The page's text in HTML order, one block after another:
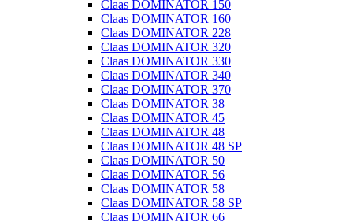
Claas DOMINATOR 150
Claas DOMINATOR 160
Claas DOMINATOR 228
Claas DOMINATOR 320
Claas DOMINATOR 330
Claas DOMINATOR 340
Claas DOMINATOR 370
Claas DOMINATOR 38
Claas DOMINATOR 45
Claas DOMINATOR 48
Claas DOMINATOR 48 SP
Claas DOMINATOR 50
Claas DOMINATOR 56
Claas DOMINATOR 58
Claas DOMINATOR 58 SP
Claas DOMINATOR 66